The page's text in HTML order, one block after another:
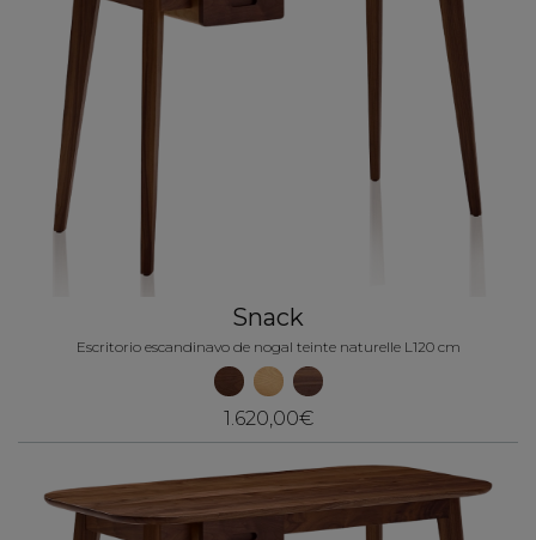
Snack
Escritorio escandinavo de nogal teinte naturelle L120 cm
1.620,00€